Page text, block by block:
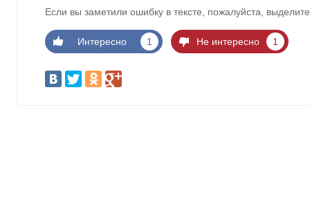
Если вы заметили ошибку в тексте, пожалуйста,
Интересно 1 Не интересно 1